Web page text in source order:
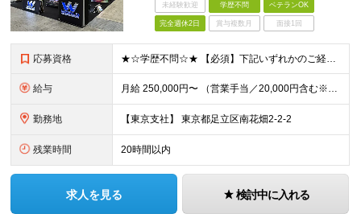
未経験歓迎 学歴不問 ベテランOK
完全週休2日 賞与複数月 面接1回
応募資格 ★☆学歴不問☆★ 【必須】下記いずれかのご経験をお持ちの方 ◇印刷営業経験1年以上 ◇何かしらの営業経験1年以上 【歓迎】 ◇お客様といっしょにものづくりをしたい方 ◇企画から納品まで携われる仕事
給与 月給 250,000円〜 （営業手当／20,000円含む※研修期間中は含まれません） 【その他手当】 交通費規定支給（月3万円まで） 時間外手当（超過分） 役職手当 出張手当
勤務地 【東京支社】 東京都足立区南花畑2-2-2
残業時間 20時間以内
求人を見る 検討中に入れる